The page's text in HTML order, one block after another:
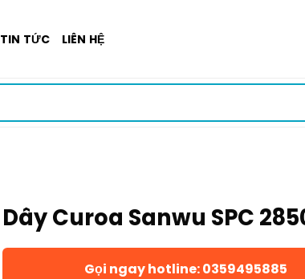
TIN TỨC LIÊN HỆ
Dây Curoa Sanwu SPC
Gọi ngay hotline: 0359495885